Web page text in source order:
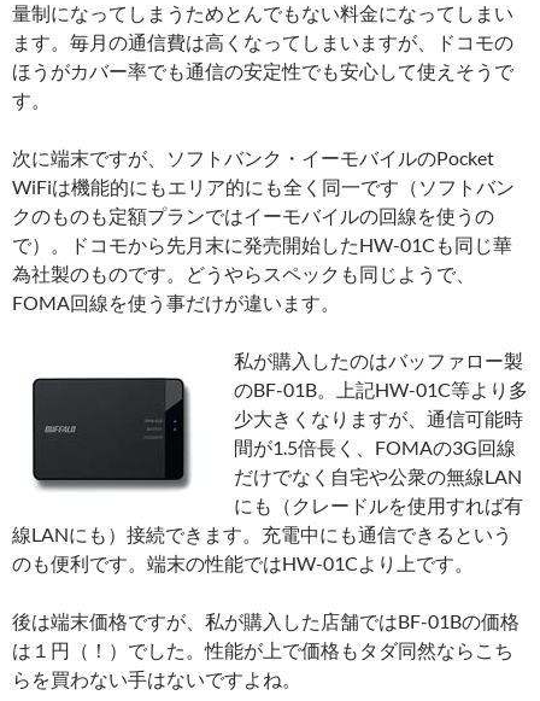
量制になってしまうためとんでもない料金になってしまい
ます。毎月の通信費は高くなってしまいますが、ドコモの
ほうがカバー率でも通信の安定性でも安心して使えそうで
す。
次に端末ですが、ソフトバンク・イーモバイルのPocket
WiFiは機能的にもエリア的にも全く同一です（ソフトバン
クのものも定額プランではイーモバイルの回線を使うの
で）。ドコモから先月末に発売開始したHW-01Cも同じ華
為社製のものです。どうやらスペックも同じようで、
FOMA回線を使う事だけが違います。
私が購入したのはバッファロー製
のBF-01B。上記HW-01C等より多
少大きくなりますが、通信可能時
間が1.5倍長く、FOMAの3G回線
だけでなく自宅や公衆の無線LAN
にも（クレードルを使用すれば有
線LANにも）接続できます。充電中にも通信できるという
のも便利です。端末の性能ではHW-01Cより上です。
後は端末価格ですが、私が購入した店舗ではBF-01Bの価格
は１円（！）でした。性能が上で価格もタダ同然ならこち
らを買わない手はないですよね。